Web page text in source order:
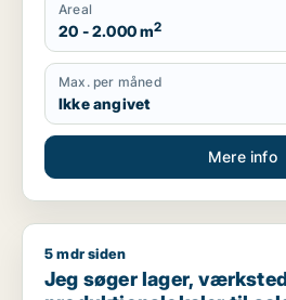
Areal
20 - 2.000 m2
Max. per måned
Ikke angivet
Mere info
Jeg søger lager, værksted eller
5 mdr siden
Jeg søger lager,